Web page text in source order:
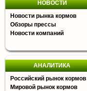
НОВОСТИ
Новости рынка кормов
Обзоры прессы
Новости компаний
АНАЛИТИКА
Российский рынок кормов
Мировой рынок кормов